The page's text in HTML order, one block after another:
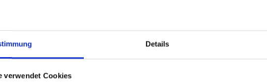
Details
verwendet Cookies
des SV Stahl Thale macht es möglich
ist es, über den Sport nicht nur Fitness zu fördern, sondern
und das Selbstwertgefühl der Einzelnen nachhaltig zu stärken.